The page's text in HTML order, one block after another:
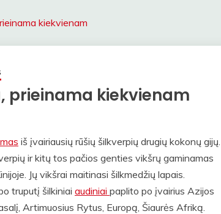
kiekvienam
prieinama kiekvienam
iš įvairiausių rūšių šilkverpių drugių kokonų gijų.
ir kitų tos pačios genties vikšrų gaminamas
Jų vikšrai maitinasi šilkmedžių lapais.
truputį šilkiniai audiniai paplito po įvairius Azijos
Artimuosius Rytus, Europą, Šiaurės Afriką.